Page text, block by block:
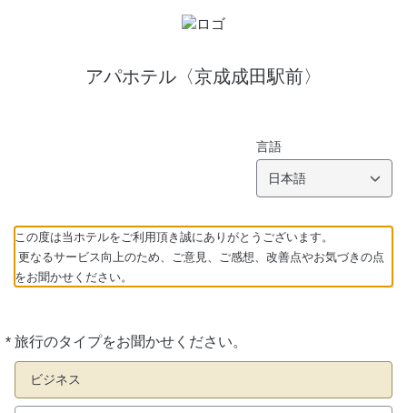
アパホテル〈京成成田駅前〉
言語
日本語
この度は当ホテルをご利用頂き誠にありがとうございます。
更なるサービス向上のため、ご意見、ご感想、改善点やお気づきの点
をお聞かせください。
* 旅行のタイプをお聞かせください。
必
須
ビジネス